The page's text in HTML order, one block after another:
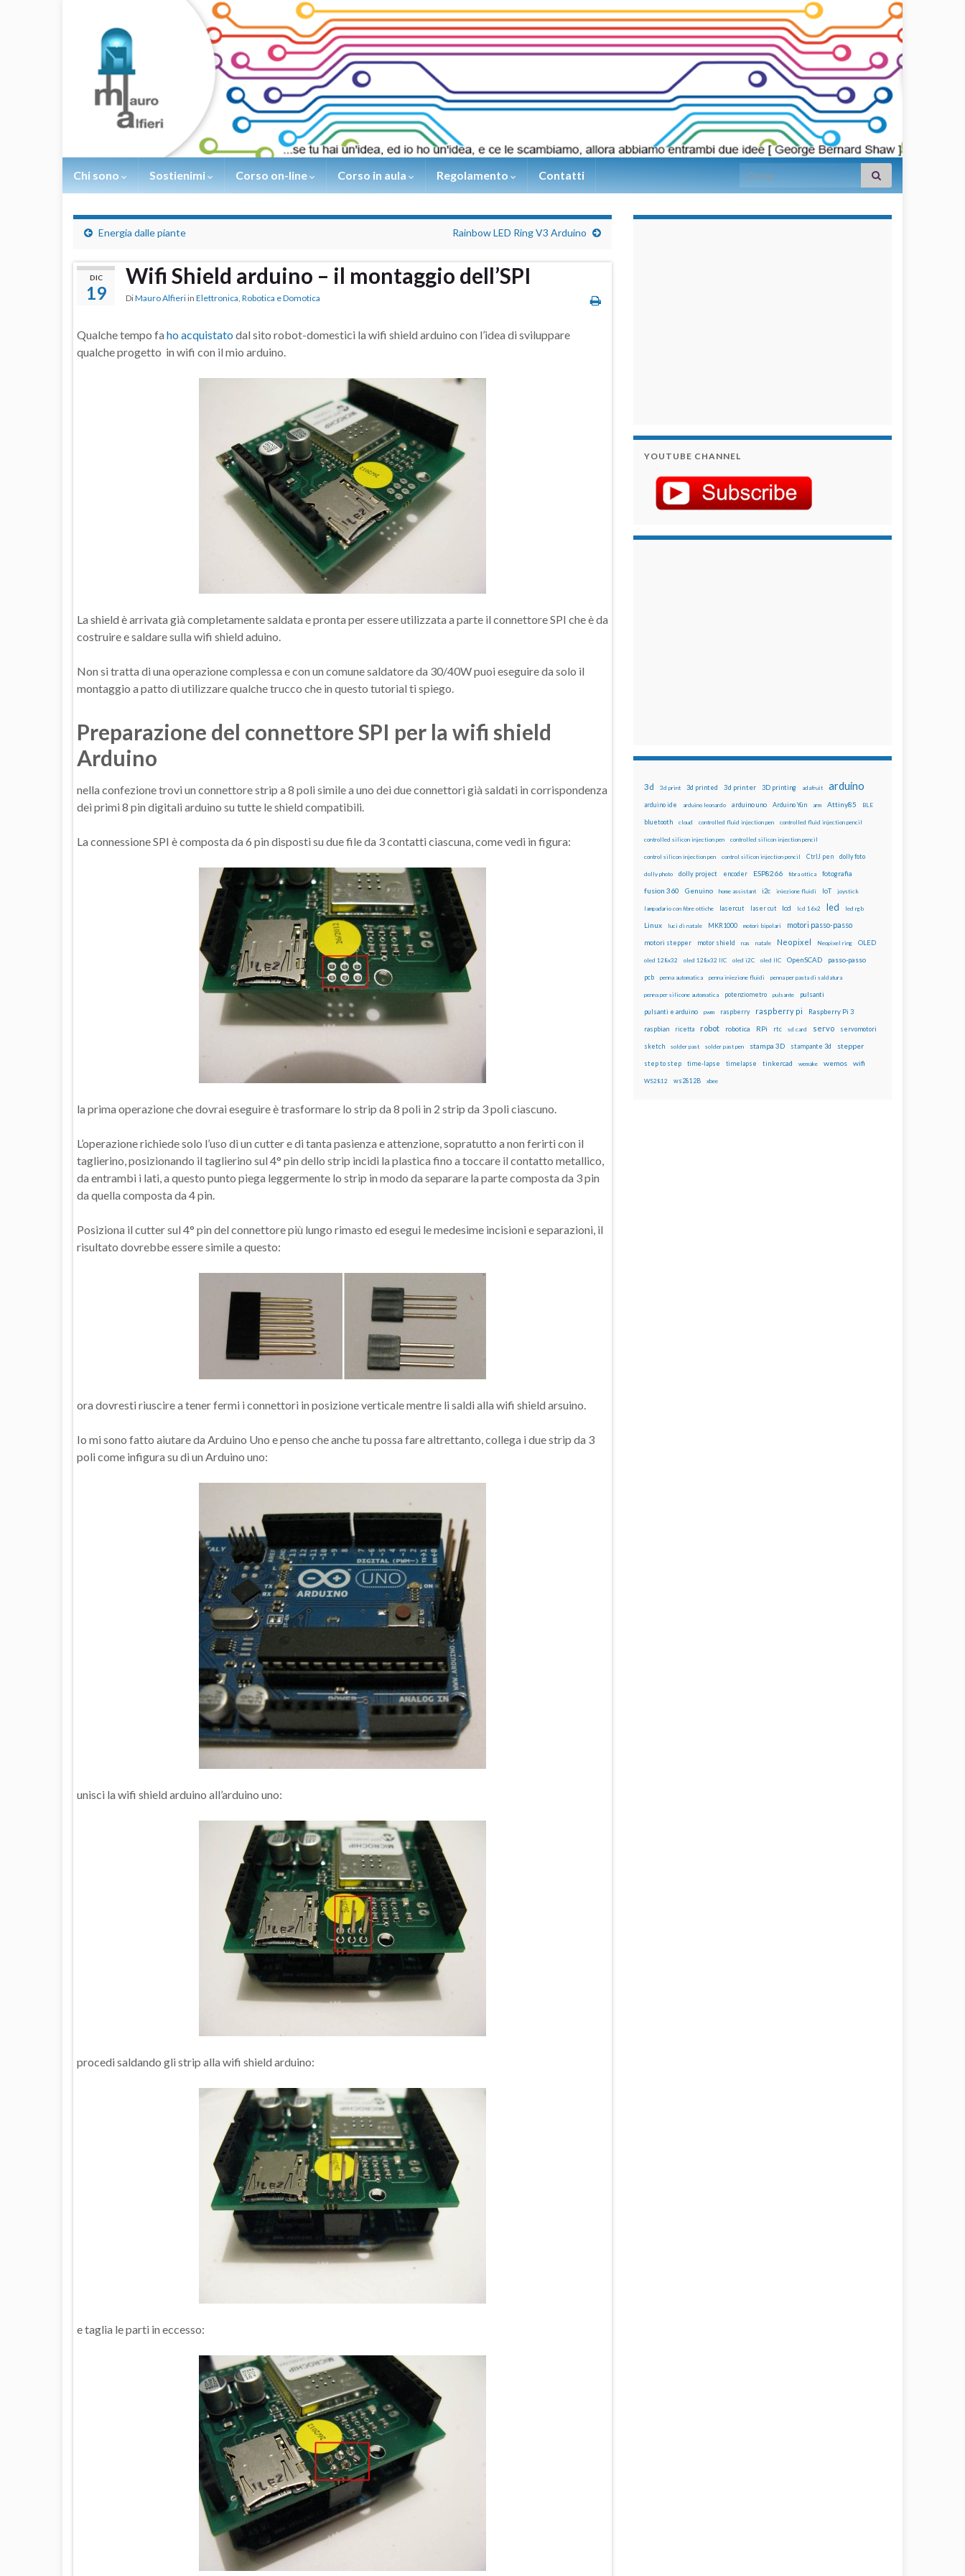
Chi sono Sostienimi Corso on-line Corso in aula Regolamento Contatti Search for:
Energia dalle piante Rainbow LED Ring V3 Arduino
DIC
19
Wifi Shield arduino – il montaggio dell’SPI
DiMauro Alfieri in Elettronica, Robotica e Domotica
Qualche tempo fa ho acquistato dal sito robot-domestici la wifi shield arduino con l’idea di sviluppare
qualche progetto in wifi con il mio arduino.
La shield è arrivata già completamente saldata e pronta per essere utilizzata a parte il connettore SPI che è da
costruire e saldare sulla wifi shield aduino.
Non si tratta di una operazione complessa e con un comune saldatore da 30/40W puoi eseguire da solo il
montaggio a patto di utilizzare qualche trucco che in questo tutorial ti spiego.
Preparazione del connettore SPI per la wifi shield
Arduino
nella confezione trovi un connettore strip a 8 poli simile a uno dei due connettori già saldati in corrispondenza
dei primi 8 pin digitali arduino su tutte le shield compatibili.
La connessione SPI è composta da 6 pin disposti su due file da 3 contatti ciascuna, come vedi in figura:
la prima operazione che dovrai eseguire è trasformare lo strip da 8 poli in 2 strip da 3 poli ciascuno.
L’operazione richiede solo l’uso di un cutter e di tanta pasienza e attenzione, sopratutto a non ferirti con il
taglierino, posizionando il taglierino sul 4° pin dello strip incidi la plastica fino a toccare il contatto metallico,
da entrambi i lati, a questo punto piega leggermente lo strip in modo da separare la parte composta da 3 pin
da quella composta da 4 pin.
Posiziona il cutter sul 4° pin del connettore più lungo rimasto ed esegui le medesime incisioni e separazioni, il
risultato dovrebbe essere simile a questo:
ora dovresti riuscire a tener fermi i connettori in posizione verticale mentre li saldi alla wifi shield arsuino.
Io mi sono fatto aiutare da Arduino Uno e penso che anche tu possa fare altrettanto, collega i due strip da 3
poli come infigura su di un Arduino uno:
unisci la wifi shield arduino all’arduino uno:
procedi saldando gli strip alla wifi shield arduino:
e taglia le parti in eccesso:
YOUTUBE CHANNEL
3d 3d print 3d printed 3d printer 3D printing adafruit arduino
arduino ide arduino leonardo arduino uno Arduino Yún arm Attiny85 BLE
bluetooth cloud controlled fluid injection pen controlled fluid injection pencil
controlled silicon injection pen controlled silicon injection pencil
control silicon injection pen control silicon injection pencil CtrlJ pen dolly foto
dolly photo dolly project encoder ESP8266 fibra ottica fotografia
fusion 360 Genuino home assistant i2c iniezione fluidi IoT joystick
lampadario con fibre ottiche lasercut laser cut lcd lcd 16x2 led led rgb
Linux luci di natale MKR1000 motori bipolari motori passo-passo
motori stepper motor shield nas natale Neopixel Neopixel ring OLED
oled 128x32 oled 128x32 IIC oled i2C oled IIC OpenSCAD passo-passo
pcb penna automatica penna iniezione fluidi penna per pasta di saldatura
penna per silicone automatica potenziometro pulsante pulsanti
pulsanti e arduino pwm raspberry raspberry pi Raspberry Pi 3
raspbian ricetta robot robotica RPi rtc sd card servo servomotori
sketch solder past solder past pen stampa 3D stampante 3d stepper
step to step time-lapse timelapse tinkercad wemake wemos wifi
WS2812 ws2812B xbee